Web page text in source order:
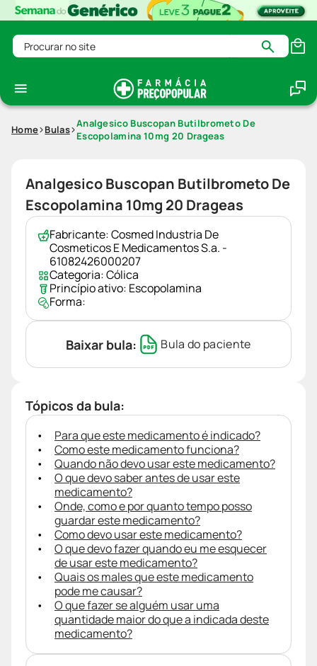
Procurar no site
Home Bulas Analgesico Buscopan Butilbrometo De
Escopolamina 10mg 20 Drageas
Analgesico Buscopan Butilbrometo De
Escopolamina 10mg 20 Drageas
Fabricante:Cosmed Industria De
Cosmeticos E Medicamentos S.a. -
61082426000207
Categoria:Cólica
Princípio ativo: Escopolamina
Forma:
Baixar bula: Bula do paciente
Tópicos da bula:
Para que este medicamento é indicado?
Como este medicamento funciona?
Quando não devo usar este medicamento?
O que devo saber antes de usar este
medicamento?
Onde, como e por quanto tempo posso
guardar este medicamento?
Como devo usar este medicamento?
O que devo fazer quando eu me esquecer
de usar este medicamento?
Quais os males que este medicamento
pode me causar?
O que fazer se alguém usar uma
quantidade maior do que a indicada deste
medicamento?